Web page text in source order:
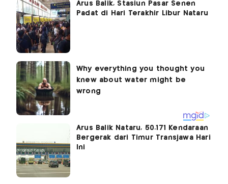
Arus Balik, Stasiun Pasar Senen
Padat di Hari Terakhir Libur Nataru
Arus Balik Nataru, 50.171 Kendaraan
Bergerak dari Timur Transjawa Hari
Ini